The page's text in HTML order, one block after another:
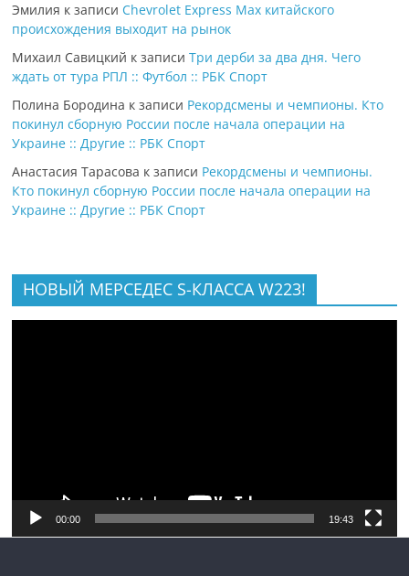
Эмилия к записи Chevrolet Express Max китайского
происхождения выходит на рынок
Михаил Савицкий к записиТри дерби за два дня. Чего
ждать от тура РПЛ :: Футбол :: РБК Спорт
Полина Бородина к записи Рекордсмены и чемпионы. Кто
покинул сборную России после начала операции на
Украине :: Другие :: РБК Спорт
Анастасия Тарасова к записи Рекордсмены и чемпионы.
Кто покинул сборную России после начала операции на
Украине :: Другие :: РБК Спорт
НОВЫЙ МЕРСЕДЕС S-КЛАССА W223!
00:00 19:43